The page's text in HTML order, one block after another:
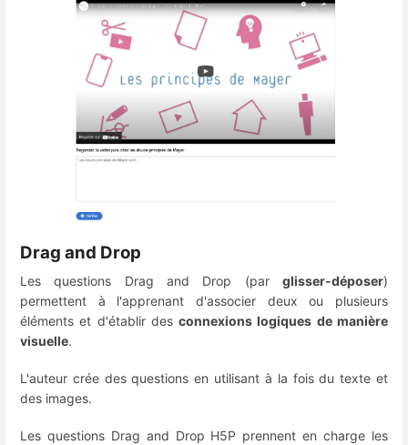
Drag and Drop
Les questions Drag and Drop (par glisser-déposer)
permettent à l'apprenant d'associer deux ou plusieurs
éléments et d'établir desconnexions logiques de manière
visuelle.
L'auteur crée des questions en utilisant à la fois du texte et
des images.
Les questions Drag and Drop H5P prennent en charge les